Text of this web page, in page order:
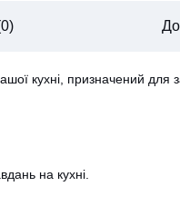
кухні, призначений для
на кухні.
OK